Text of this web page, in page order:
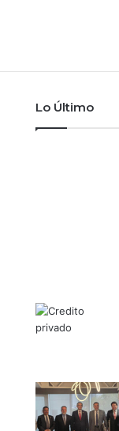
Lo Último